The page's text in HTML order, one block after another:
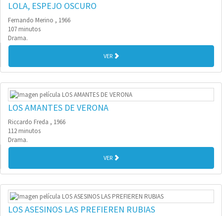
LOLA, ESPEJO OSCURO
Fernando Merino , 1966
107 minutos
Drama.
VER
LOS AMANTES DE VERONA
Riccardo Freda , 1966
112 minutos
Drama.
VER
LOS ASESINOS LAS PREFIEREN RUBIAS